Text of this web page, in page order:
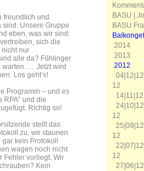
freundlich und
Unsere Gruppe
eben, was wir sind:
sich die
nur
alle da? Föhlinger
warten. … Jetzt wird
Los geht’s!
Programm – und es
RPA“ und die
Richtig so!
stellt das
zu, wir staunen
kein Protokoll
wagen noch nicht
Fehler vorliegt. Wir
Kein
BASU |
BASU
2014
2013
2012
12
12
12
12